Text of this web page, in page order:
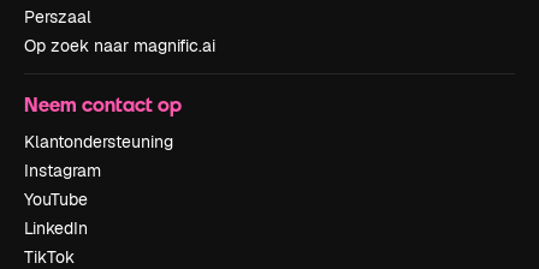
Perszaal
Op zoek naar magnific.ai
Neem contact op
Klantondersteuning
Instagram
YouTube
LinkedIn
TikTok